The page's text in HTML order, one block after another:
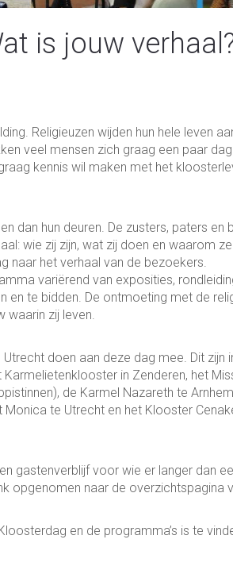
is jouw
Religieuzen wijden hun hele leven
veel mensen zich graag een paar
kennis wil maken met het
dan hun deuren. De zusters, paters en
wie zij zijn, wat zij doen en waarom
naar het verhaal van de bezoekers.
variërend van exposities,
en te bidden. De ontmoeting met de
zij leven.
doen aan deze dag mee. Dit zijn
in Zenderen, het
de Karmel Nazareth te
te Utrecht en het Klooster
gastenverblijf voor wie er langer dan
opgenomen naar de overzichtspagina
en de programma’s is te